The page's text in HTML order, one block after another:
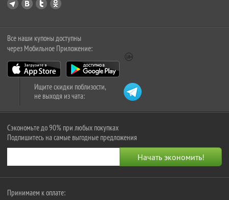
Все наши купоны доступны
через Мобильное Приложение:
Ищите скидки поблизости,
не выходя из чата:
Сэкономьте до 90% при любых покупках
Подпишитесь на самые выгодные предложения
Принимаем к оплате: